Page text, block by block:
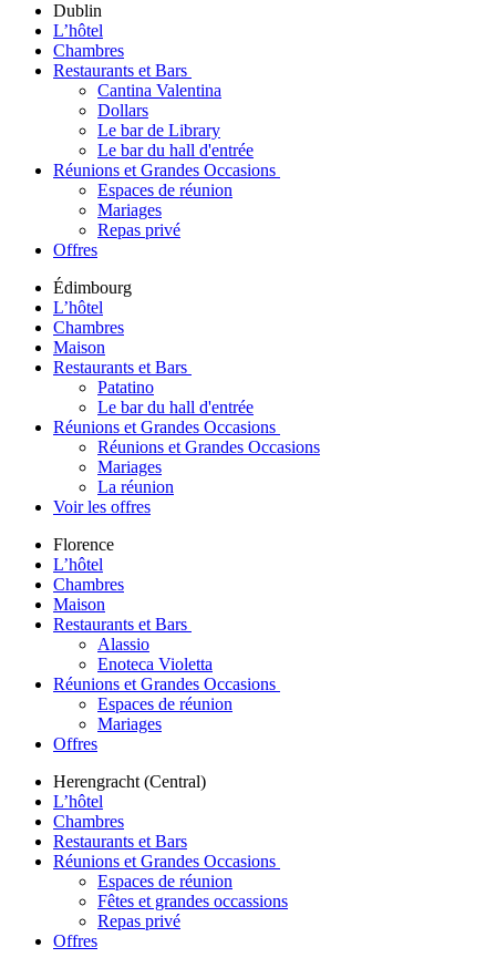
Dublin
L’hôtel
Chambres
Restaurants et Bars
Cantina Valentina
Dollars
Le bar de Library
Le bar du hall d'entrée
Réunions et Grandes Occasions
Espaces de réunion
Mariages
Repas privé
Offres
Édimbourg
L’hôtel
Chambres
Maison
Restaurants et Bars
Patatino
Le bar du hall d'entrée
Réunions et Grandes Occasions
Réunions et Grandes Occasions
Mariages
La réunion
Voir les offres
Florence
L’hôtel
Chambres
Maison
Restaurants et Bars
Alassio
Enoteca Violetta
Réunions et Grandes Occasions
Espaces de réunion
Mariages
Offres
Herengracht (Central)
L’hôtel
Chambres
Restaurants et Bars
Réunions et Grandes Occasions
Espaces de réunion
Fêtes et grandes occassions
Repas privé
Offres